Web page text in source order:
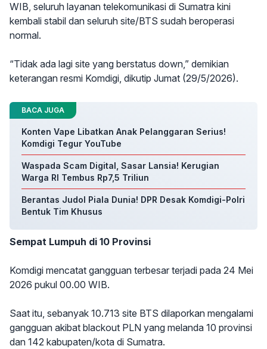
WIB, seluruh layanan telekomunikasi di Sumatra kini
kembali stabil dan seluruh site/BTS sudah beroperasi
normal.
“Tidak ada lagi site yang berstatus down,” demikian
keterangan resmi Komdigi, dikutip Jumat (29/5/2026).
BACA JUGA
Konten Vape Libatkan Anak Pelanggaran Serius!
Komdigi Tegur YouTube
Waspada Scam Digital, Sasar Lansia! Kerugian
Warga RI Tembus Rp7,5 Triliun
Berantas Judol Piala Dunia! DPR Desak Komdigi-Polri
Bentuk Tim Khusus
Sempat Lumpuh di 10 Provinsi
Komdigi mencatat gangguan terbesar terjadi pada 24 Mei
2026 pukul 00.00 WIB.
Saat itu, sebanyak 10.713 site BTS dilaporkan mengalami
gangguan akibat blackout PLN yang melanda 10 provinsi
dan 142 kabupaten/kota di Sumatra.